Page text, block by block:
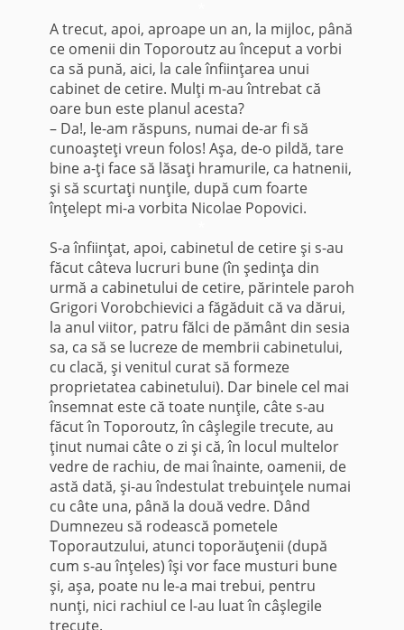
A trecut, apoi, aproape un an, la mijloc, până
ce omenii din Toporoutz au început a vorbi
ca să pună, aici, la cale înfiinţarea unui
cabinet de cetire. Mulţi m-au întrebat că
oare bun este planul acesta?
– Da!, le-am răspuns, numai de-ar fi să
cunoaşteţi vreun folos! Aşa, de-o pildă, tare
bine a-ţi face să lăsaţi hramurile, ca hatnenii,
şi să scurtaţi nunţile, după cum foarte
înţelept mi-a vorbita Nicolae Popovici.
S-a înfiinţat, apoi, cabinetul de cetire şi s-au
făcut câteva lucruri bune (în şedinţa din
urmă a cabinetului de cetire, părintele pa­roh
Grigori Vorobchievici a făgăduit că va dărui,
la anul vii­tor, patru fălci de pământ din sesia
sa, ca să se lucreze de membrii cabinetului,
cu clacă, şi venitul curat să formeze
proprieta­tea cabinetului). Dar binele cel mai
însemnat este că toate nunţile, câte s-au
făcut în Toporoutz, în câşlegile trecute, au
ţinut numai câte o zi şi că, în locul multelor
vedre de rachiu, de mai înainte, oamenii, de
astă dată, şi-au îndestulat trebuinţele numai
cu câte una, până la două vedre. Dând
Dumnezeu să rodească pometele
Toporautzului, atunci toporăuţenii (după
cum s-au înţeles) îşi vor face musturi bune
şi, aşa, poate nu le-a mai trebui, pentru
nunţi, nici rachiul ce l-au luat în câşlegile
trecute.